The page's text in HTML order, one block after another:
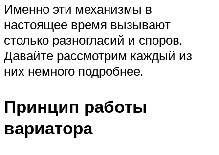
Именно эти механизмы в
настоящее время вызывают
столько разногласий и споров.
Давайте рассмотрим каждый из
них немного подробнее.
Принцип работы
вариатора